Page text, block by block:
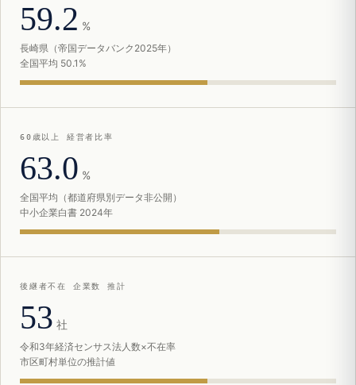
59.2 %
長崎県（帝国データバンク2025年）
全国平均 50.1%
60歳以上 経営者比率
63.0 %
全国平均（都道府県別データ非公開）
中小企業白書 2024年
後継者不在 企業数 推計
53 社
令和3年経済センサス法人数×不在率
市区町村単位の推計値